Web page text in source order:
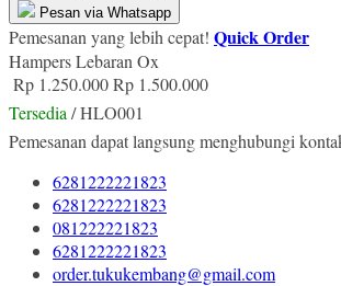
Pesan via Whatsapp
Pemesanan yang lebih cepat! Quick Order
Hampers Lebaran Ox
Rp 1.250.000Rp 1.500.000
Tersedia / HLO001
Pemesanan dapat langsung menghubungi
6281222221823
6281222221823
081222221823
6281222221823
order.tukukembang@gmail.com